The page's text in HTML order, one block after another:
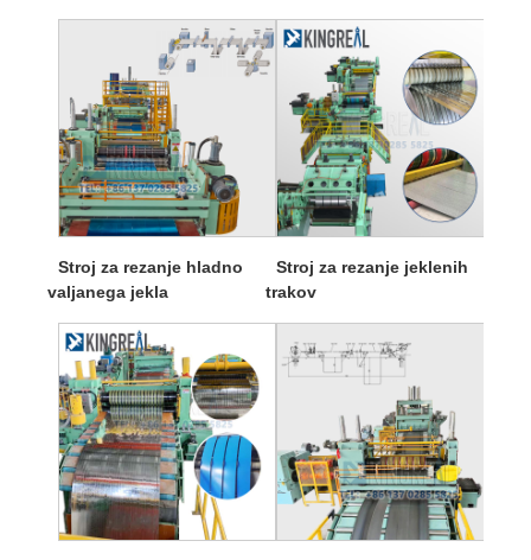
Stroj za rezanje hladno
valjanega jekla
Stroj za rezanje jeklenih
trakov